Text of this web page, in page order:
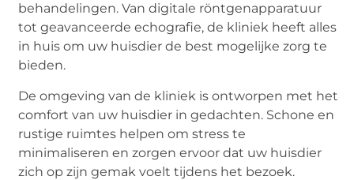
behandelingen. Van digitale röntgenapparatuur
tot geavanceerde echografie, de kliniek heeft alles
in huis om uw huisdier de best mogelijke zorg te
bieden.
De omgeving van de kliniek is ontworpen met het
comfort van uw huisdier in gedachten. Schone en
rustige ruimtes helpen om stress te
minimaliseren en zorgen ervoor dat uw huisdier
zich op zijn gemak voelt tijdens het bezoek.